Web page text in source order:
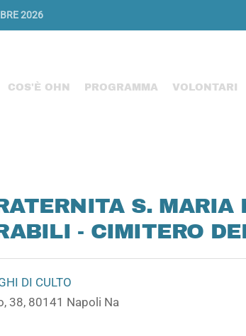
2026
COS'È OHN PROGRAMMA VOLONTARI
S. MARIA
- CIMITERO
DI CULTO
38, 80141 Napoli Na